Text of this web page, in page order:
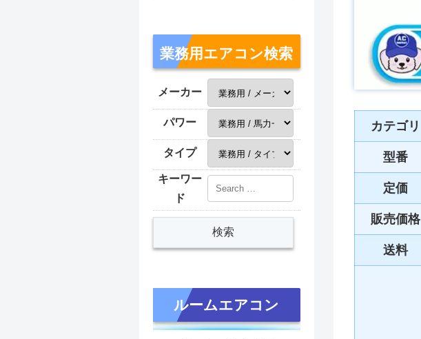
カテゴリ
型番
定価
販売価格
送料
業務用エアコン検索
メーカー
パワー
タイプ
キーワー
ド
ルームエアコン